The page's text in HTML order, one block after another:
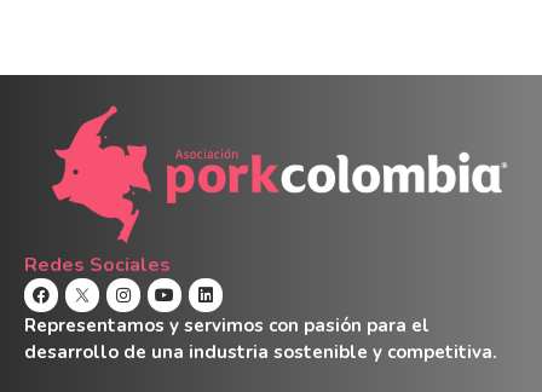
Redes Sociales
Representamos y servimos con pasión para el
desarrollo de una industria sostenible y competitiva.